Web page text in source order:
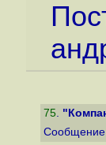
75.
Сообщение